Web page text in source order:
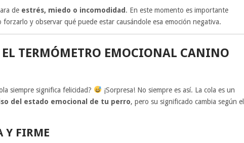
de estrés, miedo o incomodidad. En este momento es importante
forzarlo y observar qué puede estar causándole esa emoción negativa.
EL TERMÓMETRO EMOCIONAL CANINO
siempre significa felicidad?
¡Sorpresa! No siempre es así. La cola es un
del estado emocional de tu perro, pero su significado cambia según el
Y FIRME